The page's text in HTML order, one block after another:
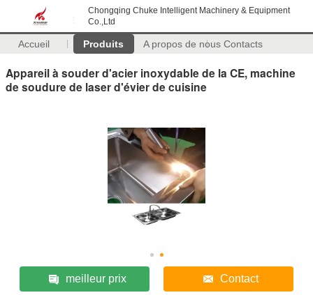
Chongqing Chuke Intelligent Machinery & Equipment
Co.,Ltd
Accueil Produits A propos de nous Contacts
Appareil à souder d'acier inoxydable de la CE, machine
de soudure de laser d'évier de cuisine
meilleur prix Contact